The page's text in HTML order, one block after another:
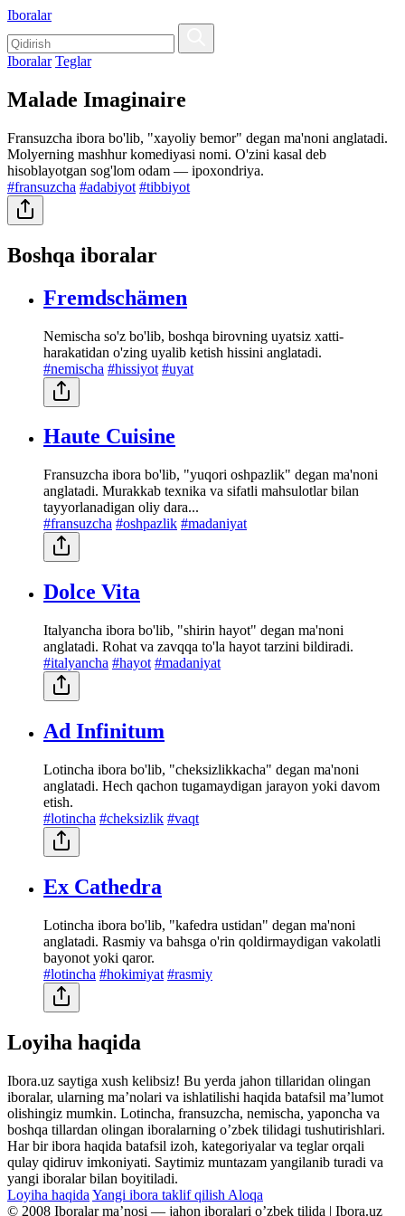
Iboralar
Iboralar Teglar
Malade Imaginaire
Fransuzcha ibora bo'lib, "xayoliy bemor" degan ma'noni anglatadi.
Molyerning mashhur komediyasi nomi. O'zini kasal deb
hisoblayotgan sog'lom odam — ipoxondriya.
#fransuzcha #adabiyot #tibbiyot
Boshqa iboralar
Fremdschämen
Nemischa so'z bo'lib, boshqa birovning uyatsiz xatti-
harakatidan o'zing uyalib ketish hissini anglatadi.
#nemischa #hissiyot #uyat
Haute Cuisine
Fransuzcha ibora bo'lib, "yuqori oshpazlik" degan ma'noni
anglatadi. Murakkab texnika va sifatli mahsulotlar bilan
tayyorlanadigan oliy dara...
#fransuzcha #oshpazlik #madaniyat
Dolce Vita
Italyancha ibora bo'lib, "shirin hayot" degan ma'noni
anglatadi. Rohat va zavqqa to'la hayot tarzini bildiradi.
#italyancha #hayot #madaniyat
Ad Infinitum
Lotincha ibora bo'lib, "cheksizlikkacha" degan ma'noni
anglatadi. Hech qachon tugamaydigan jarayon yoki davom
etish.
#lotincha #cheksizlik #vaqt
Ex Cathedra
Lotincha ibora bo'lib, "kafedra ustidan" degan ma'noni
anglatadi. Rasmiy va bahsga o'rin qoldirmaydigan vakolatli
bayonot yoki qaror.
#lotincha #hokimiyat #rasmiy
Loyiha haqida
Ibora.uz saytiga xush kelibsiz! Bu yerda jahon tillaridan olingan
iboralar, ularning maʼnolari va ishlatilishi haqida batafsil maʼlumot
olishingiz mumkin. Lotincha, fransuzcha, nemischa, yaponcha va
boshqa tillardan olingan iboralarning oʼzbek tilidagi tushutirishlari.
Har bir ibora haqida batafsil izoh, kategoriyalar va teglar orqali
qulay qidiruv imkoniyati. Saytimiz muntazam yangilanib turadi va
yangi iboralar bilan boyitiladi.
Loyiha haqida Yangi ibora taklif qilish Aloqa
© 2008 Iboralar maʼnosi — jahon iboralari oʼzbek tilida | Ibora.uz